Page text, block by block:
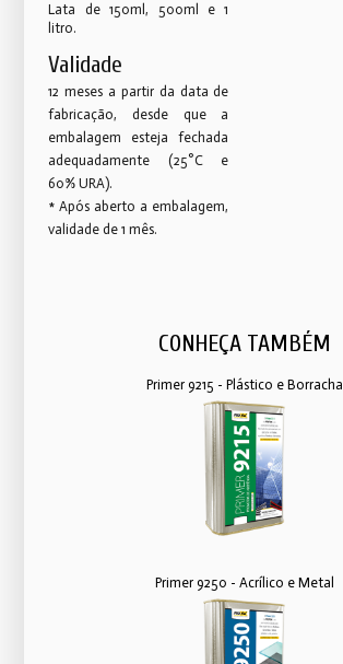
Lata de 150ml, 500ml e 1
litro.
Validade
12 meses a partir da data de
fabricação, desde que a
embalagem esteja fechada
adequadamente (25°C e
60% URA).
* Após aberto a embalagem,
validade de 1 mês.
CONHEÇA TAMBÉM
Primer 9215 - Plástico e Borracha
Primer 9250 - Acrílico e Metal